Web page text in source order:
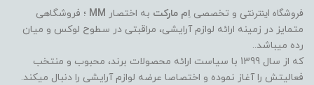
فروشگاه اینترنتی و تخصصی اِم مارکت به اختصار MM ؛ فروشگاهی
متمایز در زمینه ارائه لوازم آرایشی، مراقبتی در سطوح لوکس و میان
رده میباشد..
که از سال 1399 با سیاست ارائه محصولات برند، محبوب و منتخب
فعالیتش را آغاز نموده و اختصاصا عرضه لوازم آرایشی را دنبال میکند.